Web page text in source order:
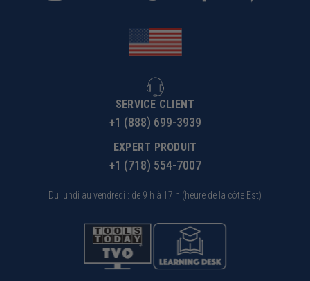
SERVICE CLIENT
+1 (888) 699-3939
EXPERT PRODUIT
+1 (718) 554-7007
Du lundi au vendredi : de 9 h à 17 h (heure de la côte Est)